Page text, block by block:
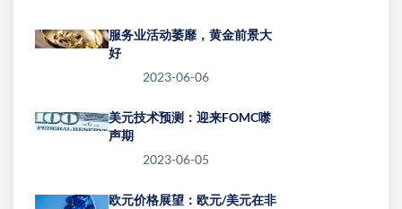
服务业活动萎靡，黄金前景大
好
2023-06-06
美元技术预测：迎来FOMC噤
声期
2023-06-05
欧元价格展望：欧元/美元在非